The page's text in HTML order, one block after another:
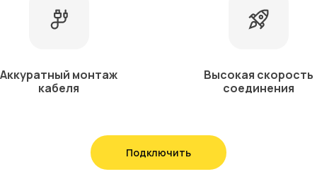
Аккуратный монтаж
кабеля
Высокая скорость
соединения
Подключить